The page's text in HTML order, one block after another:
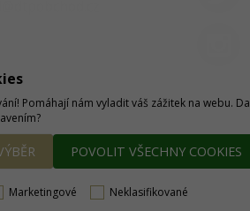
Pomáhají nám vyladit váš zážitek na webu.
POVOLIT VŠECHNY COOKIES
Marketingové Neklasifikované